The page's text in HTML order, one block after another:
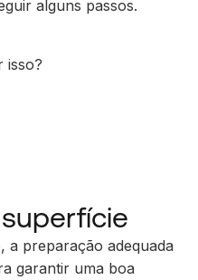
alguns passos.
isso?
a preparação adequada
garantir uma boa